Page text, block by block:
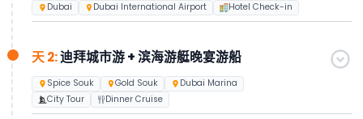
Dubai Dubai International Airport Hotel Check-in
天 2:迪拜城市游 + 滨海游艇晚宴游船
Spice Souk Gold Souk
Dubai Marina
City Tour
Dinner Cruise